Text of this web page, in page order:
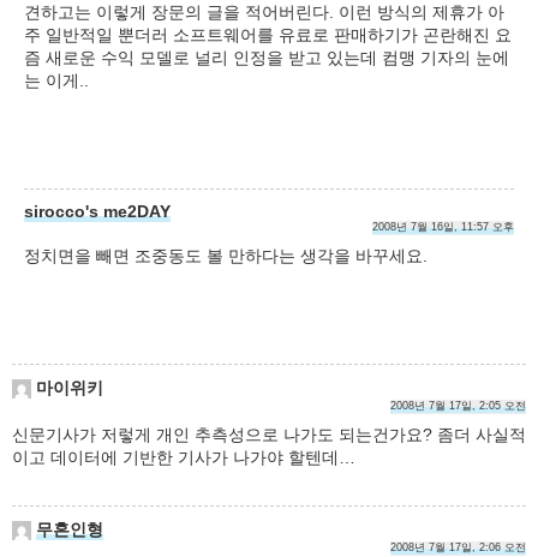
견하고는 이렇게 장문의 글을 적어버린다. 이런 방식의 제휴가 아
주 일반적일 뿐더러 소프트웨어를 유료로 판매하기가 곤란해진 요
즘 새로운 수익 모델로 널리 인정을 받고 있는데 컴맹 기자의 눈에
는 이게..
sirocco's me2DAY
2008년 7월 16일, 11:57 오후
정치면을 빼면 조중동도 볼 만하다는 생각을 바꾸세요.
마이위키
2008년 7월 17일, 2:05 오전
신문기사가 저렇게 개인 추측성으로 나가도 되는건가요? 좀더 사실적
이고 데이터에 기반한 기사가 나가야 할텐데…
무혼인형
2008년 7월 17일, 2:06 오전